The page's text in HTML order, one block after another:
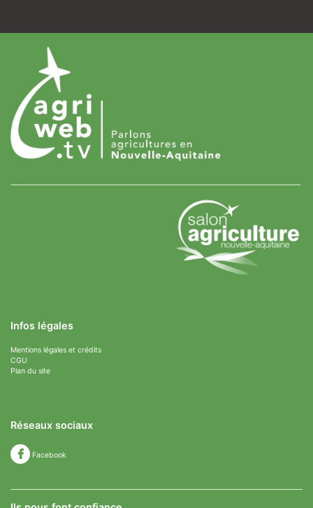
Infos légales
Mentions légales et crédits
CGU
Plan du site
Réseaux sociaux
Facebook